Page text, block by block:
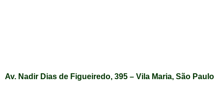
Av. Nadir Dias de Figueiredo, 395 – Vila Maria, São Paulo